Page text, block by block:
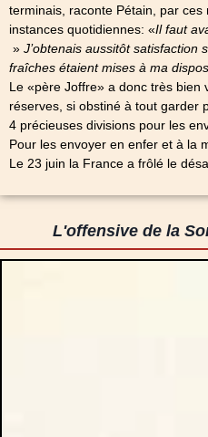
terminais, raconte Pétain, par
instances quotidiennes: «Il faut
» J’obtenais aussitôt satisfaction
fraîches étaient mises à ma
Le «père Joffre» a donc très bien
réserves, si obstiné à tout garder
4 précieuses divisions pour les
Pour les envoyer en enfer et à la
Le 23 juin la France a frôlé le
L'offensive de la